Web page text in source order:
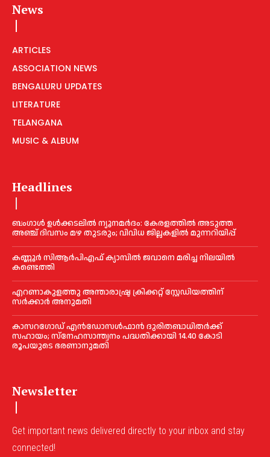
News
ARTICLES
ASSOCIATION NEWS
BENGALURU UPDATES
LITERATURE
TELANGANA
MUSIC & ALBUM
Headlines
ബംഗാൾ ഉൾക്കടലിൽ ന്യൂനമർദം: കേരളത്തിൽ അടുത്ത
അഞ്ച് ദിവസം മഴ തുടരും; വിവിധ ജില്ലകളിൽ മുന്നറിയിപ്പ്
കണ്ണൂര്‍ സിആര്‍പിഎഫ് ക്യാമ്പില്‍ ജവാനെ മരിച്ച നിലയില്‍
കണ്ടെത്തി
എറണാകുളത്തു അന്താരാഷ്ട്ര ക്രിക്കറ്റ് സ്റ്റേഡിയത്തിന്
സര്‍ക്കാര്‍ അനുമതി
കാസറഗോഡ് എന്‍ഡോസള്‍ഫാന്‍ ദുരിതബാധിതര്‍ക്ക്
സഹായം; സ്‌നേഹസാന്ത്വനം പദ്ധതിക്കായി 14.40 കോടി
രൂപയുടെ ഭരണാനുമതി
Newsletter
Get important news delivered directly to your inbox and stay
connected!